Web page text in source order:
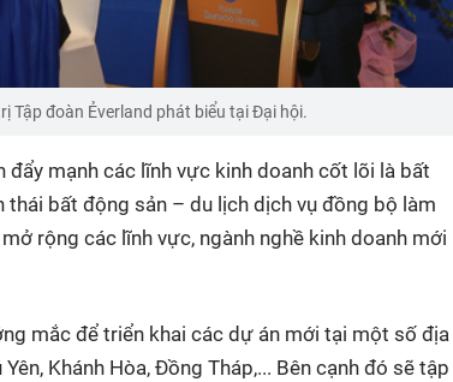
Tập đoàn Ẻverland phát biểu tại Đại hội.
mạnh các lĩnh vực kinh doanh cốt lõi là bất
thái bất động sản – du lịch dịch vụ đồng bộ làm
rộng các lĩnh vực, ngành nghề kinh doanh mới
mắc để triển khai các dự án mới tại một số địa
Khánh Hòa, Đồng Tháp,... Bên cạnh đó sẽ tập